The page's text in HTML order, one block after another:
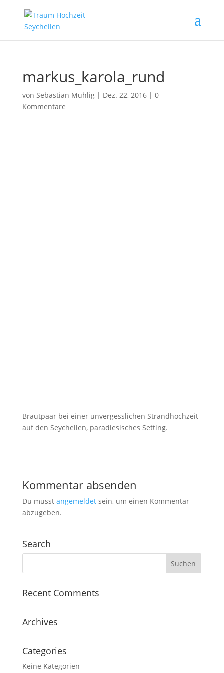
markus_karola_rund
von Sebastian Mühlig| Dez. 22, 2016| 0
Kommentare
Brautpaar bei einer unvergesslichen Strandhochzeit
auf den Seychellen, paradiesisches Setting.
Kommentar absenden
Du musst angemeldetsein, um einen Kommentar
abzugeben.
Search
Recent Comments
Archives
Categories
Keine Kategorien